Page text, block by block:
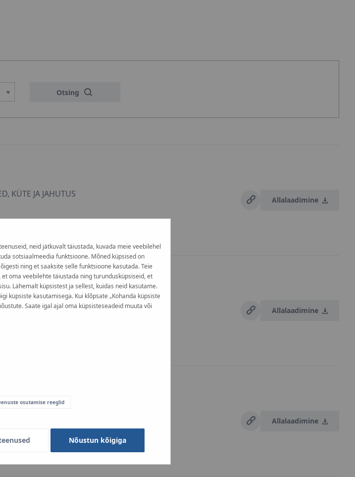
Otsing
KÜTE JA JAHUTUS
Allalaadimine
Allalaadimine
Allalaadimine
neid jätkuvalt täiustada, kuvada meie veebilehel
sotsiaalmeedia funktsioone. Mõned küpsised on
ning et saaksite selle funktsioone kasutada. Teie
oma veebilehte täiustada ning turundusküpsiseid, et
Lähemalt küpsistest ja sellest, kuidas neid kasutame.
küpsiste kasutamisega. Kui klõpsate „Kohanda küpsiste
Saate igal ajal oma küpsisteseadeid muuta või
osutamise reeglid
Nõustun kõigiga